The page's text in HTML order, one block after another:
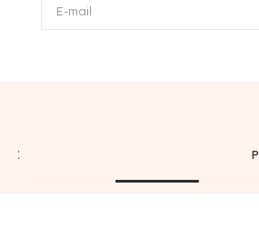
E-mail
Paiement sécurisé